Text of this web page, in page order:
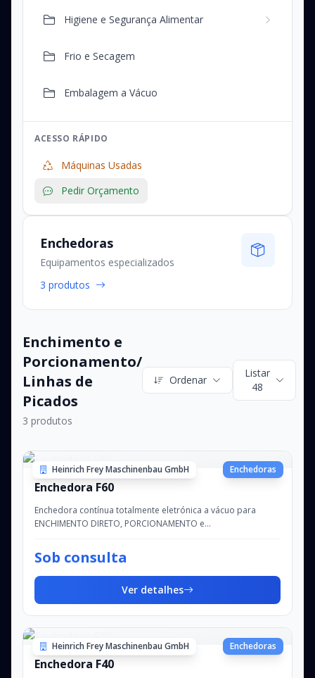
Higiene e Segurança Alimentar
Frio e Secagem
Embalagem a Vácuo
ACESSO RÁPIDO
Máquinas Usadas
Pedir Orçamento
Enchedoras
Equipamentos especializados
3 produtos
Enchimento e
Porcionamento/
Linhas de
Picados
3 produtos
Ordenar
Listar
48
Heinrich Frey Maschinenbau GmbH Enchedoras
Enchedora F60
Enchedora contínua totalmente eletrónica a vácuo para
ENCHIMENTO DIRETO, PORCIONAMENTO e
Pr...
Sob consulta
Ver detalhes
Heinrich Frey Maschinenbau GmbH Enchedoras
Enchedora F40